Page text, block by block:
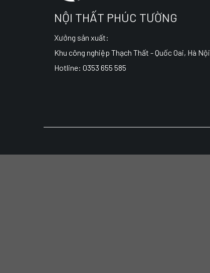
NỘI THẤT PHÚC TƯỜNG
Xưởng sản xuất:
Khu công nghiệp Thạch Thất - Quốc Oai, Hà Nội
Hotline: 0353 655 585